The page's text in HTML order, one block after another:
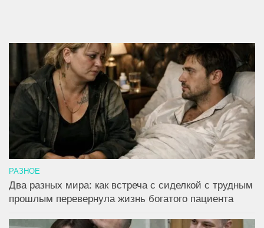
РАЗНОЕ
Два разных мира: как встреча с сиделкой с трудным
прошлым перевернула жизнь богатого пациента